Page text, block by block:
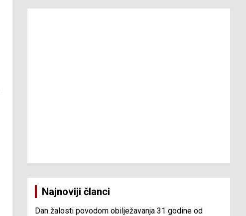
Najnoviji članci
Dan žalosti povodom obilježavanja 31 godine od